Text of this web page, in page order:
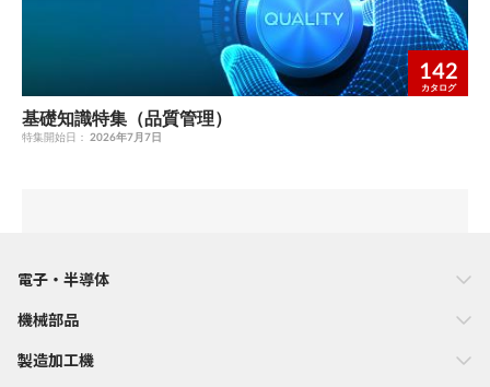
142
カタログ
基礎知識特集（品質管理）
特集開始日： 2026年7月7日
電子・半導体
機械部品
製造加工機